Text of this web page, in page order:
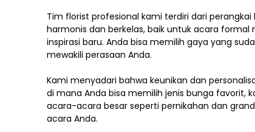
Tim florist profesional kami terdiri dari
harmonis dan berkelas, baik untuk acara
inspirasi baru. Anda bisa memilih gaya yang
mewakili perasaan Anda.
Kami menyadari bahwa keunikan dan
di mana Anda bisa memilih jenis bunga favorit,
acara-acara besar seperti pernikahan dan
acara Anda.